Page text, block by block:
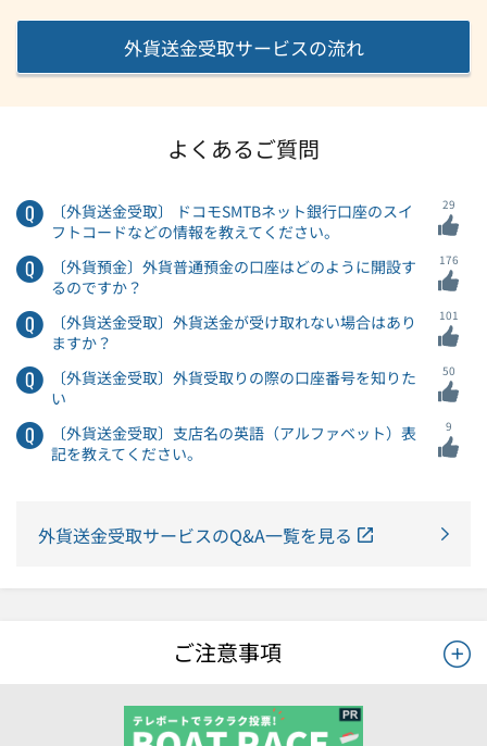
外貨送金受取サービスの流れ
よくあるご質問
〔外貨送金受取〕 ドコモSMTBネット銀行口座のスイ
フトコードなどの情報を教えてください。
29
〔外貨預金〕外貨普通預金の口座はどのように開設す
るのですか？
176
〔外貨送金受取〕外貨送金が受け取れない場合はあり
ますか？
101
〔外貨送金受取〕外貨受取りの際の口座番号を知りた
い
50
〔外貨送金受取〕支店名の英語（アルファベット）表
記を教えてください。
9
外貨送金受取サービスのQ&A一覧を見る
ご注意事項